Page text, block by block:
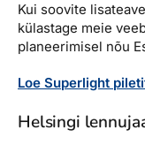
Kui soovite
külastage meie
planeerimisel nõu
Loe Superlight
Helsingi